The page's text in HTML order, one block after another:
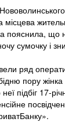
місцева
пояснила, що
сумочку і
ряд
пору
підбіг 17-